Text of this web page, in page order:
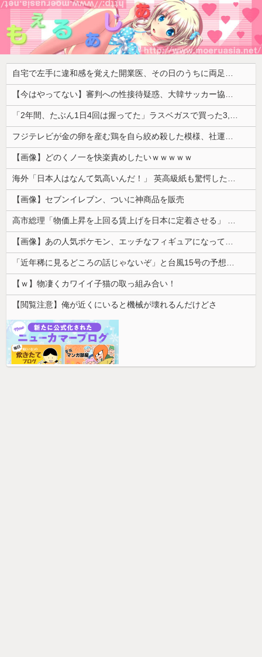
自宅で左手に違和感を覚えた開業医、その日のうちに両足が動かなくなり入院すると……
【今はやってない】審判への性接待疑惑、大韓サッカー協会が声明「現在は一切発生していない」「世界中のサッカー界関係者の皆さんにお詫び」
「2年間、たぶん1日4回は握ってた」ラスベガスで買った3,000円のキーホルダーを調べたら
フジテレビが金の卵を産む鶏を自ら絞め殺した模様、社運を賭けたドル箱コンテンツが御蔵入りになってしまい……
【画像】どのくノ一を快楽責めしたいｗｗｗｗｗ
海外「日本人はなんて気高いんだ！」 英高級紙も驚愕した極限の中の日本人の姿に世界が衝撃
【画像】セブンイレブン、ついに神商品を販売
高市総理「物価上昇を上回る賃上げを日本に定着させる」 →国家公務員月給3.51％増へ 人事院の勧告を受け
【画像】あの人気ポケモン、エッチなフィギュアになってしまう
「近年稀に見るどころの話じゃないぞ」と台風15号の予想進路に困惑する人が多数、偏西風が全く通用していないんだけど……
【ｗ】物凄くカワイイ子猫の取っ組み合い！
【閲覧注意】俺が近くにいると機械が壊れるんだけどさ